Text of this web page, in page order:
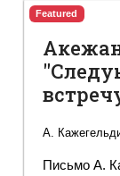
Featured
А.
Письмо А.